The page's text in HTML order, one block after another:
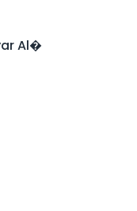
Al�